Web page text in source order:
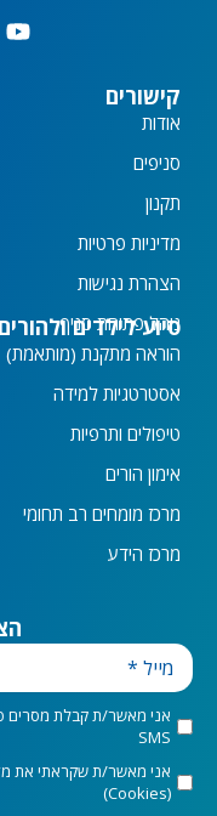
Y
o
קישורים
אודות
סניפים
תקנון
מדיניות פרטיות
הצהרת נגישות
נוהל פתיחת סניף
סיוע לילדים ולהורים
הוראה מתקנת (מותאמת)
אסטרטגיות למידה
טיפולים ותרפיות
אימון הורים
מרכז מומחים רב תחומי
מרכז הידע
מייל
marketingConsent
אני מאשר/ת קבלת מסרים
SMS
privacyConsent
אני מאשר/ת שקראתי את
(Cookies)